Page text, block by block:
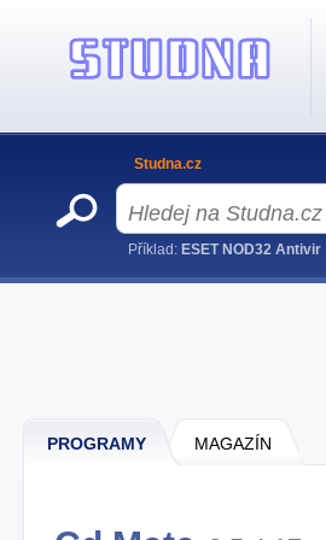
PROGRAMY MAGAZÍN
Studna.cz
Příklad: ESET NOD32 Antivir